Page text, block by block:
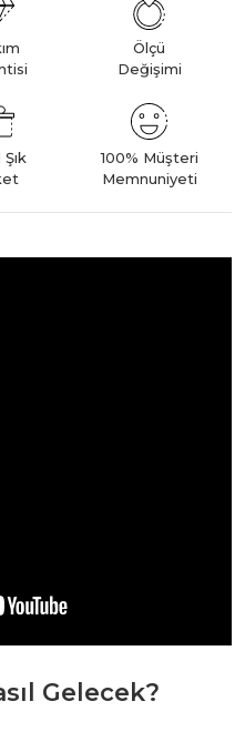
Ölçü
Değişimi
100% Müşteri
Memnuniyeti
Gelecek?